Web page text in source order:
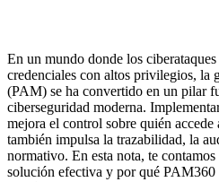
En un mundo donde los
credenciales con altos privilegios, la
(PAM) se ha convertido en un pilar
ciberseguridad moderna.
mejora el control sobre quién
también impulsa la trazabilidad, la
normativo. En esta nota, te
solución efectiva y por qué PAM360